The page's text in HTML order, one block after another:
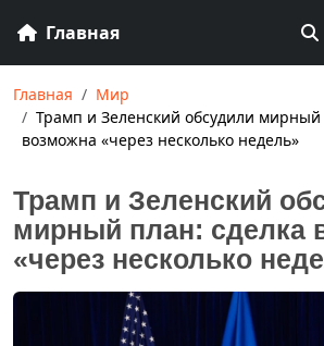
Главная
Главная
Мир
Трамп и Зеленский обсудили мирный
возможна «через несколько недель»
Трамп и Зеленский
мирный план: сделка
«через несколько